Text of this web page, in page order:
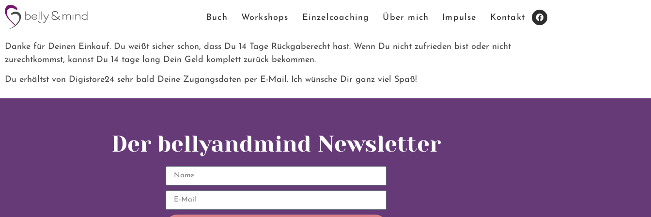
Buch Workshops Einzelcoaching Über mich Impulse Kontakt
Danke für Deinen Einkauf. Du weißt sicher schon, dass Du 14 Tage Rückgaberecht hast. Wenn Du nicht zufrieden bist oder nicht
zurechtkommst, kannst Du 14 tage lang Dein Geld komplett zurück bekommen.
Du erhältst von Digistore24 sehr bald Deine Zugangsdaten per E-Mail. Ich wünsche Dir ganz viel Spaß!
Der bellyandmind Newsletter